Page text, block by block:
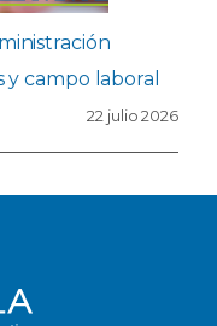
y campo laboral
22 julio 2026